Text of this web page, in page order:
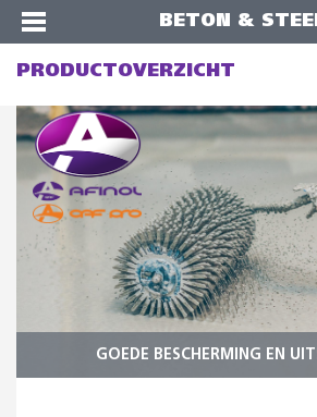
BETON &
PRODUCTOVERZICHT
GOEDE BESCHERMING EN